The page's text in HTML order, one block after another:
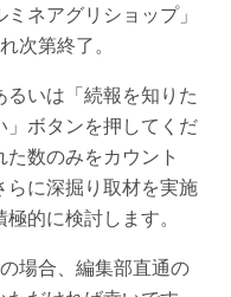
ネアグリショップ」
次第終了。
るいは「続報を知りた
ボタンを押してくだ
数のみをカウント
らに深掘り取材を実施
的に検討します。
場合、編集部直通の